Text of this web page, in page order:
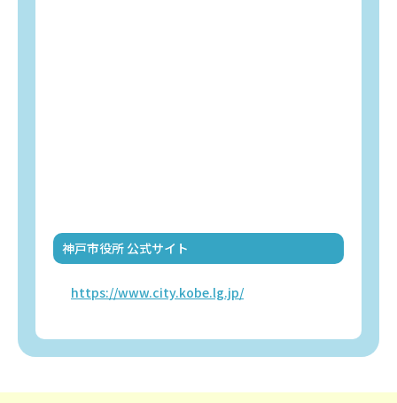
神戸市役所 公式サイト
https://www.city.kobe.lg.jp/